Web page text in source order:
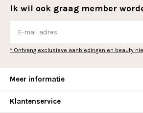
Ik wil ook graag member
* Ontvang exclusieve aanbiedingen en beauty
Meer informatie
Klantenservice